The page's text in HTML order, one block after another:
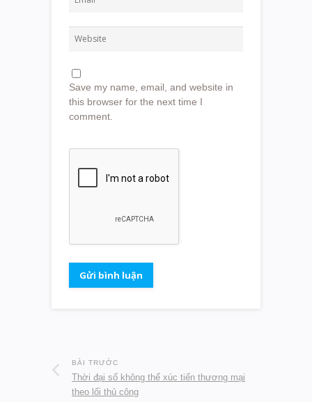
Save my name, email, and website in
this browser for the next time I
comment.
BÀI TRƯỚC
Thời đại số không thể xúc tiến thương mại
theo lối thủ công